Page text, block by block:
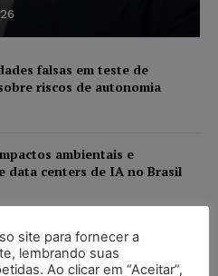
falsas em teste de
riscos de autonomia
ambientais e
data centers de IA no Brasil
urnas eletrônicas tornam-se
digital e lacração
site para fornecer a
lembrando suas
Ao clicar em “Aceitar”,